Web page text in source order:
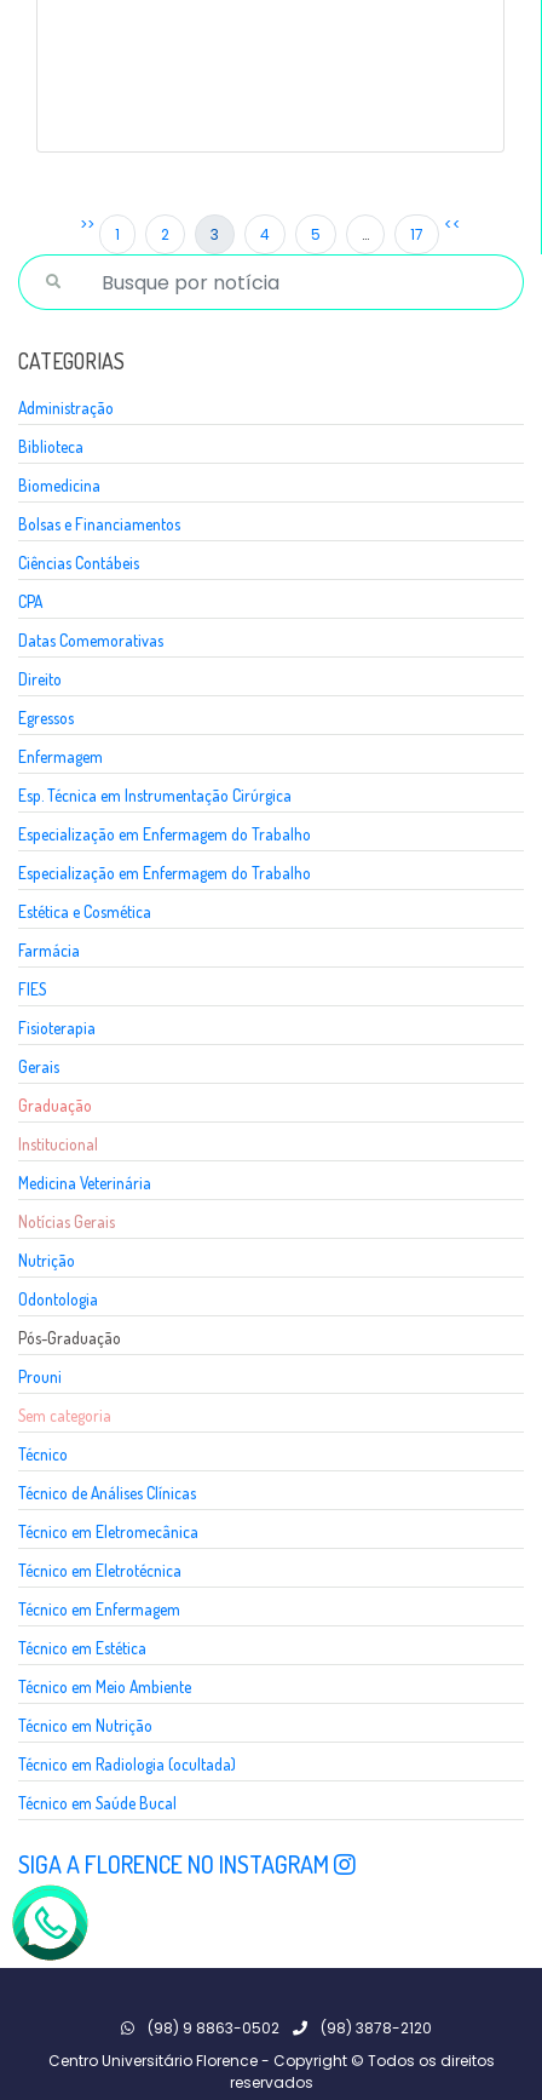
>> 1 2 3 4 5 … 17 <<
CATEGORIAS
Administração
Biblioteca
Biomedicina
Bolsas e Financiamentos
Ciências Contábeis
CPA
Datas Comemorativas
Direito
Egressos
Enfermagem
Esp. Técnica em Instrumentação Cirúrgica
Especialização em Enfermagem do Trabalho
Especialização em Enfermagem do Trabalho
Estética e Cosmética
Farmácia
FIES
Fisioterapia
Gerais
Graduação
Institucional
Medicina Veterinária
Notícias Gerais
Nutrição
Odontologia
Pós-Graduação
Prouni
Sem categoria
Técnico
Técnico de Análises Clínicas
Técnico em Eletromecânica
Técnico em Eletrotécnica
Técnico em Enfermagem
Técnico em Estética
Técnico em Meio Ambiente
Técnico em Nutrição
Técnico em Radiologia (ocultada)
Técnico em Saúde Bucal
SIGA A FLORENCE NO INSTAGRAM
(98) 9 8863-0502
(98) 3878-2120
Centro Universitário Florence - Copyright © Todos os direitos
reservados